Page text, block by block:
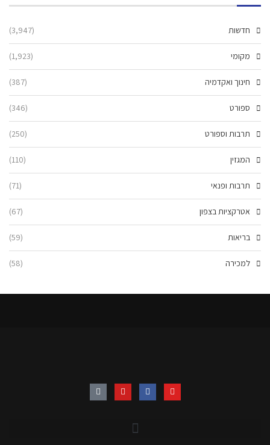
חדשות (3,947)
מקומי (1,923)
חינוך ואקדמיה (387)
ספורט (346)
תרבות וספורט (250)
המגזין (110)
תרבות ופנאי (71)
אטרקציות בצפון (67)
בריאות (59)
למכירה (58)